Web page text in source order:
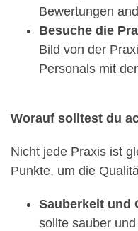
Bewertungen
Besuche die
Bild von der
Personals mit
Worauf solltest du
Nicht jede Praxis ist
Punkte, um die
Sauberkeit und
sollte sauber